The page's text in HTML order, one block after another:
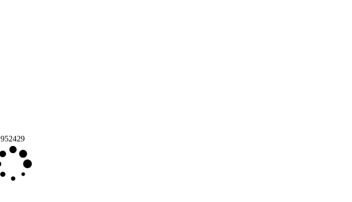
952429